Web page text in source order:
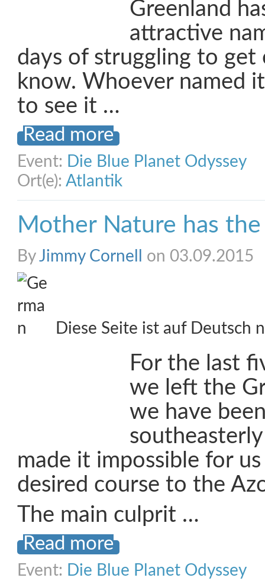
Greenland
attractive
days of struggling to
know. Whoever named
to see it …
Read more
Event: Die Blue Planet Odyssey
Ort(e): Atlantik
Mother Nature has
ByJimmy Cornell on 03.09.2015
Diese Seite ist auf Deutsch
For the last
we left the
we have
made it impossible for
desired course to the
The main culprit …
Read more
Event: Die Blue Planet Odyssey